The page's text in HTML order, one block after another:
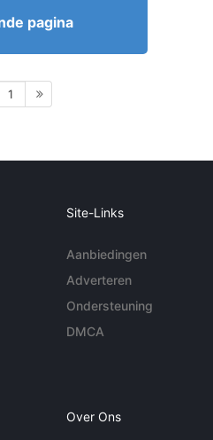
pagina
1
Site-Links
Aanbiedingen
Adverteren
Ondersteuning
DMCA
Over Ons